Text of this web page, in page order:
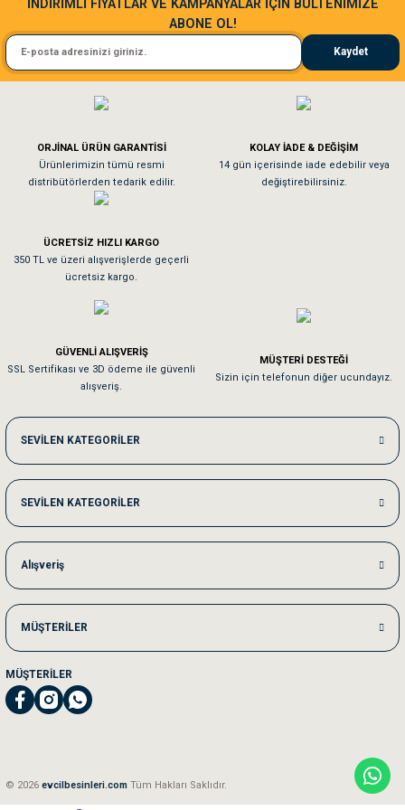
Gönder
Kedim taze mamaya bayıldı kargo fimrasın da bir sorun yaşadım ve arkadaşlar
El**** Ek******
Köpeğim bayıldı hediyeler için teşekkürler
As**** Tu******
Tavşanım kafesinin kalitesine ve paketlemesine bayıldım
Sa**** On******
Kedilerim beğeniyorlar. Memnunuz. Uygun fiyatta olması iyi.
Me***** Ya******
Akşam verdiğim sipariş bir sonraki gün elime ulaştı. Jack russell köpeğim
Ka***** Ar******
Ufak bir sorun harici sorun olmadı sağolsunlar onuda hemen çözdüler
İNDİRİMLİ FİYATLAR VE KAMPANYALAR İÇİN BÜLTENİMİZE
ABONE OL!
Kaydet
ORJİNAL ÜRÜN GARANTİSİ
Ürünlerimizin tümü resmi
distribütörlerden tedarik edilir.
KOLAY İADE & DEĞİŞİM
14 gün içerisinde iade edebilir veya
değiştirebilirsiniz.
ÜCRETSİZ HIZLI KARGO
350 TL ve üzeri alışverişlerde geçerli
ücretsiz kargo.
GÜVENLİ ALIŞVERİŞ
SSL Sertifikası ve 3D ödeme ile güvenli
alışveriş.
MÜŞTERİ DESTEĞİ
Sizin için telefonun diğer ucundayız.
SEVİLEN KATEGORİLER
SEVİLEN KATEGORİLER
Alışveriş
MÜŞTERİLER
MÜŞTERİLER
© 2026 evcilbesinleri.com Tüm Hakları Saklıdır.